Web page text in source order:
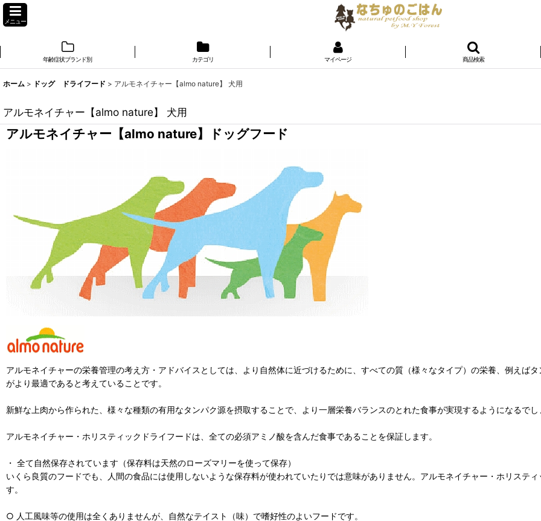
メニュー
年齢症状ブランド別 カテゴリ マイページ 商品検索
ホーム > ドッグ ドライフード > アルモネイチャー【almo nature】 犬用
アルモネイチャー【almo nature】 犬用
アルモネイチャー【almo nature】ドッグフード
アルモネイチャーの栄養管理の考え方・アドバイスとしては、より自然体に近づけるために、すべての質（様々なタイプ）の栄養、例えば
がより最適であると考えていることです。
新鮮な上肉から作られた、様々な種類の有用なタンパク源を摂取することで、より一層栄養バランスのとれた食事が実現するようになるでし
アルモネイチャー・ホリスティックドライフードは、全ての必須アミノ酸を含んだ食事であることを保証します。
・ 全て自然保存されています（保存料は天然のローズマリーを使って保存）
いくら良質のフードでも、人間の食品には使用しないような保存料が使われていたりでは意味がありません。アルモネイチャー・ホリステ
す。
○ 人工風味等の使用は全くありませんが、自然なテイスト（味）で嗜好性のよいフードです。